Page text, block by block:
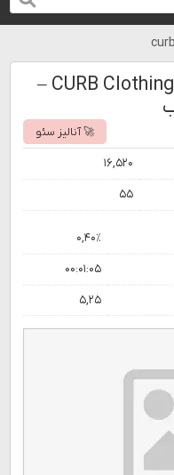
تحلیل رتبه و بازدید سایت CURB Clothing –
🚀 آنالیز سئو
۱۶,۵۲۰
۵۵
۰,۴۰٪
۰۰:۰۱:۰۵
۵,۲۵